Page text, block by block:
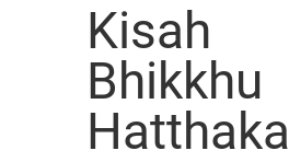
Kisah
Bhikkhu
Hatthaka